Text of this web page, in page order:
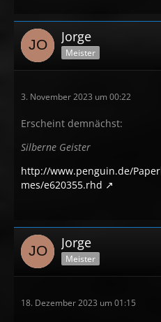
Jorge
Meister
3. November 2023 um 00:22
Erscheint demnächst:
Silberne Geister
http://www.penguin.de/
mes/e620355.rhd
Jorge
Meister
18. Dezember 2023 um 01:15